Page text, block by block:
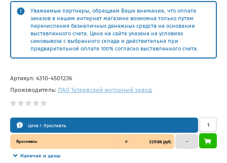
Уважаемые партнеры, обращаем Ваше внимание, что оплата
заказов в нашем интернет магазине возможна только путем
перечисления безналичных денежных средств на основании
выставленного счета. Цена на сайте указана на условиях
самовывоза с выбранного склада и действительна при
предварительной оплате 100% согласно выставленного счета.
Артикул: 4310-4501236
Производитель: ПАО Тутаевский моторный завод
Цена г. Ярославль
Ярославль 0 329.86 руб.
Наличие и цены
–